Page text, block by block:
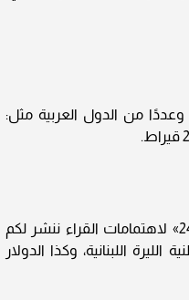
من الدول العربية مثل:
أسعار الذهب في عمان اليوم الخميس 25/12/2025 .. في إطار تغطية جريدة «العرب 24» لاهتمامات القراء ننشر لكم
اللبنانية، وكذا الدولار